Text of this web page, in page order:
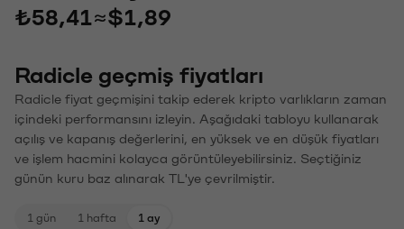
₺58,41 ≈$1,89
Radicle geçmiş fiyatları
Radicle fiyat geçmişini takip ederek kripto varlıkların zaman
içindeki performansını izleyin. Aşağıdaki tabloyu kullanarak
açılış ve kapanış değerlerini, en yüksek ve en düşük fiyatları
ve işlem hacmini kolayca görüntüleyebilirsiniz. Seçtiğiniz
günün kuru baz alınarak TL'ye çevrilmiştir.
1 gün 1 hafta 1 ay